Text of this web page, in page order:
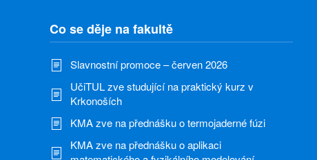
Co se děje na fakultě
Slavnostní promoce – červen 2026
UčiTUL zve studující na praktický kurz v
Krkonoších
KMA zve na přednášku o termojaderné fúzi
KMA zve na přednášku o aplikaci